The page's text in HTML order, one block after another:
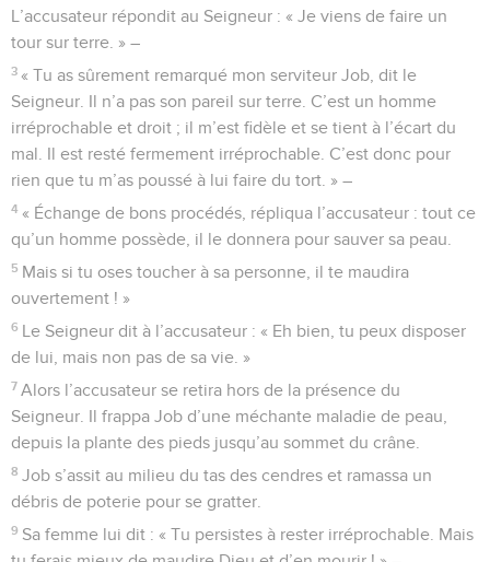
L’accusateur répondit au Seigneur : « Je viens de faire un
tour sur terre. » –
3 « Tu as sûrement remarqué mon serviteur Job, dit le
Seigneur. Il n’a pas son pareil sur terre. C’est un homme
irréprochable et droit ; il m’est fidèle et se tient à l’écart du
mal. Il est resté fermement irréprochable. C’est donc pour
rien que tu m’as poussé à lui faire du tort. » –
4 « Échange de bons procédés, répliqua l’accusateur : tout ce
qu’un homme possède, il le donnera pour sauver sa peau.
5 Mais si tu oses toucher à sa personne, il te maudira
ouvertement ! »
6 Le Seigneur dit à l’accusateur : « Eh bien, tu peux disposer
de lui, mais non pas de sa vie. »
7 Alors l’accusateur se retira hors de la présence du
Seigneur. Il frappa Job d’une méchante maladie de peau,
depuis la plante des pieds jusqu’au sommet du crâne.
8 Job s’assit au milieu du tas des cendres et ramassa un
débris de poterie pour se gratter.
9 Sa femme lui dit : « Tu persistes à rester irréprochable. Mais